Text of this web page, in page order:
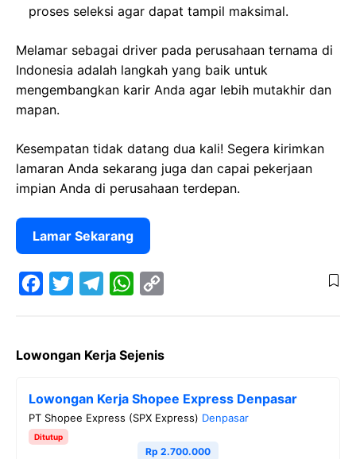
proses seleksi agar dapat tampil maksimal.
Melamar sebagai driver pada perusahaan ternama di
Indonesia adalah langkah yang baik untuk
mengembangkan karir Anda agar lebih mutakhir dan
mapan.
Kesempatan tidak datang dua kali! Segera kirimkan
lamaran Anda sekarang juga dan capai pekerjaan
impian Anda di perusahaan terdepan.
Lamar Sekarang
c
i
t
e
r
l
g
r
a
s
A
p
L
i
n
Lowongan Kerja Sejenis
Lowongan Kerja Shopee Express Denpasar
PT Shopee Express (SPX Express) Denpasar
Ditutup
Rp 2.700.000